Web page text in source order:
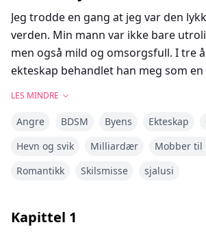
Jeg trodde en gang at jeg var den
verden. Min mann var ikke bare
men også mild og omsorgsfull. I tre
ekteskap behandlet han meg som en
mot veggen, rasende og krevende,
deg med en annen mann den
Det var da jeg innså hvor
Forstående min plass, skilte jeg meg
forsvant fra hans liv.
LES MINDRE
Angre BDSM Byens Ekteskap
Hevn og svik
Milliardær
Mobber
Romantikk
Skilsmisse sjalusi
Kapittel 1